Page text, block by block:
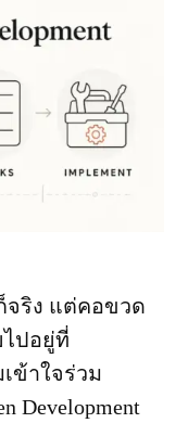
จริง แต่คอขวด
ปอยู่ที่
เข้าใจร่วม
Development